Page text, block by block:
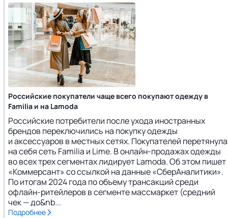
Российские покупатели чаще всего покупают одежду в
Familia и на Lamoda
Российские потребители после ухода иностранных
брендов переключились на покупку одежды
и аксессуаров в местных сетях. Покупателей перетянула
на себя сеть Familia и Lime. В онлайн-продажах одежды
во всех трех сегментах лидирует Lamoda. Об этом пишет
«Коммерсант» со ссылкой на данные «СберАналитики».
По итогам 2024 года по объему трансакций среди
офлайн-ритейлеров в сегменте массмаркет (средний
чек — до&nb...
Подробнее